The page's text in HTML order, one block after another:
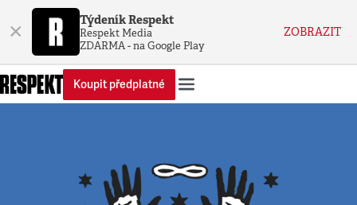
× Týdeník Respekt
Respekt Media
ZDARMA - na Google Play
ZOBRAZIT
Koupit předplatné